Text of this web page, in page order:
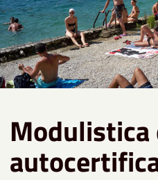
Modulistica